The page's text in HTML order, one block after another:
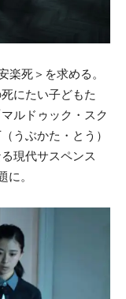
楽死＞を求める。
にたい子どもた
ルドゥック・スク
うぶかた・とう）
現代サスペンス
に。